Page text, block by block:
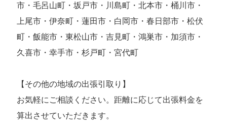
市・毛呂山町・坂戸市・川島町・北本市・桶川市・
上尾市・伊奈町・蓮田市・白岡市・春日部市・松伏
町・飯能市・東松山市・吉見町・鴻巣市・加須市・
久喜市・幸手市・杉戸町・宮代町
【その他の地域の出張引取り】
お気軽にご相談ください。距離に応じて出張料金を
算出させていただきます。